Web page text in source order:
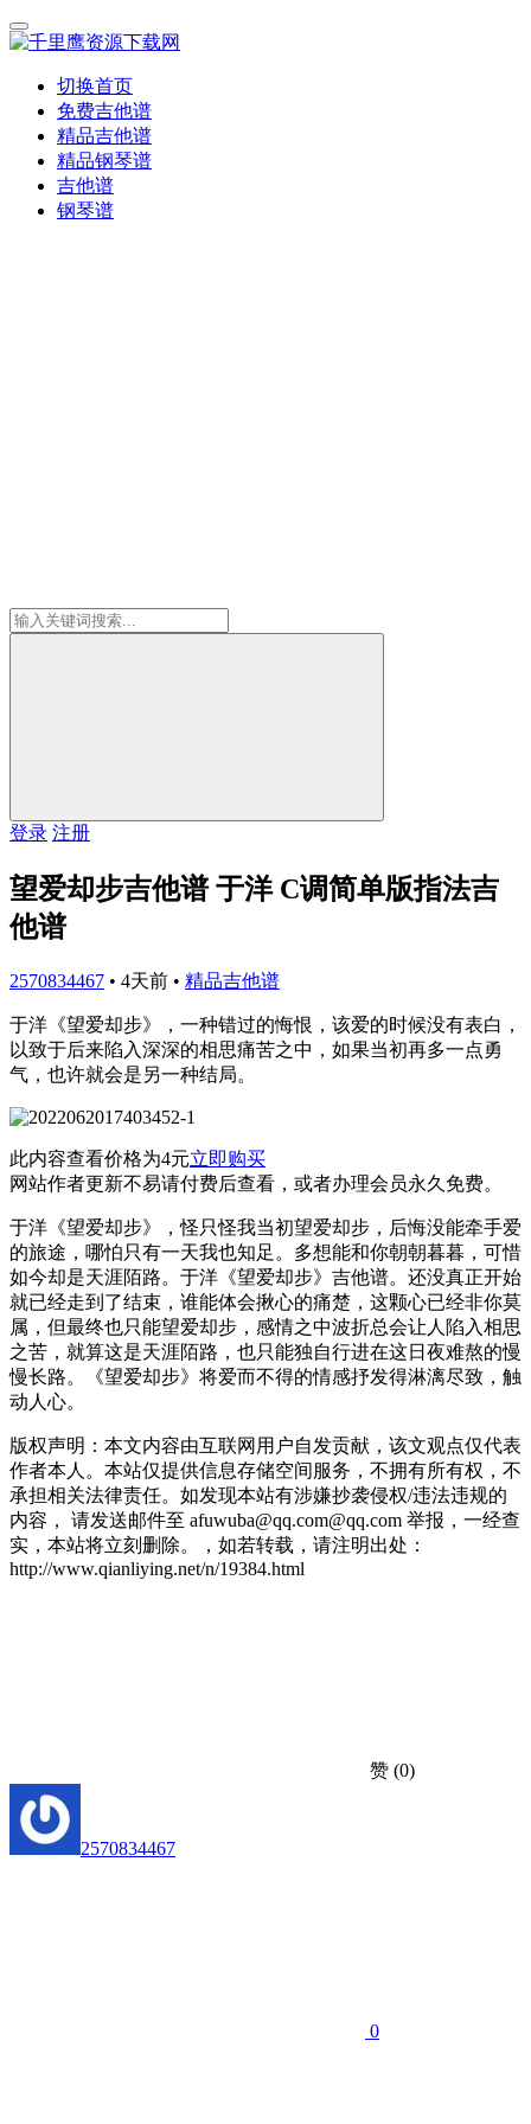
切换首页
免费吉他谱
精品吉他谱
精品钢琴谱
吉他谱
钢琴谱
登录 注册
望爱却步吉他谱 于洋 C调简单版指法吉
他谱
2570834467 • 4天前 • 精品吉他谱
于洋《望爱却步》，一种错过的悔恨，该爱的时候没有表白，
以致于后来陷入深深的相思痛苦之中，如果当初再多一点勇
气，也许就会是另一种结局。
此内容查看价格为4元立即购买
网站作者更新不易请付费后查看，或者办理会员永久免费。
于洋《望爱却步》，怪只怪我当初望爱却步，后悔没能牵手爱
的旅途，哪怕只有一天我也知足。多想能和你朝朝暮暮，可惜
如今却是天涯陌路。于洋《望爱却步》吉他谱。还没真正开始
就已经走到了结束，谁能体会揪心的痛楚，这颗心已经非你莫
属，但最终也只能望爱却步，感情之中波折总会让人陷入相思
之苦，就算这是天涯陌路，也只能独自行进在这日夜难熬的慢
慢长路。《望爱却步》将爱而不得的情感抒发得淋漓尽致，触
动人心。
版权声明：本文内容由互联网用户自发贡献，该文观点仅代表
作者本人。本站仅提供信息存储空间服务，不拥有所有权，不
承担相关法律责任。如发现本站有涉嫌抄袭侵权/违法违规的
内容， 请发送邮件至 afuwuba@qq.com@qq.com 举报，一经查
实，本站将立刻删除。，如若转载，请注明出处：
http://www.qianliying.net/n/19384.html
赞 (0)
2570834467
0